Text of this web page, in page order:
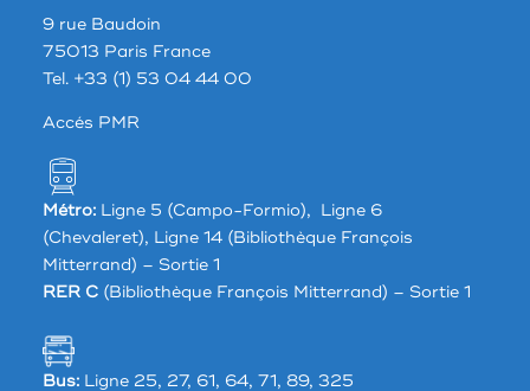
9 rue Baudoin
75013 Paris France
Tel. +33 (1) 53 04 44 00
Accés PMR
Métro:Ligne 5 (Campo-Formio), Ligne 6
(Chevaleret), Ligne 14 (Bibliothèque François
Mitterrand) – Sortie 1
RER C(Bibliothèque François Mitterrand) – Sortie 1
Bus:Ligne 25, 27, 61, 64, 71, 89, 325